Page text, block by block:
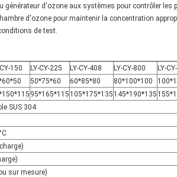
générateur d'ozone aux systèmes pour contrôler les
d'ozone pour maintenir la concentration
de test.
150 LY-CY-225 LY-CY-408 LY-CY-800
LY-
50*75*60 60*85*80 80*100*100
95*165*115 105*175*135 145*190*135
SUS 304
sur mesure)